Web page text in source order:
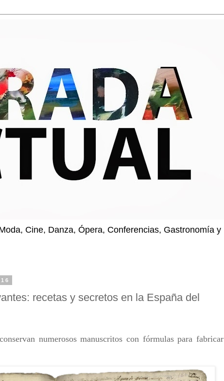
Cine, Danza, Ópera, Conferencias, Gastronomía y
recetas y secretos en la España del
numerosos manuscritos con fórmulas para fabricar